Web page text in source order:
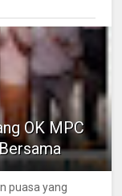
OK MPC
puasa yang